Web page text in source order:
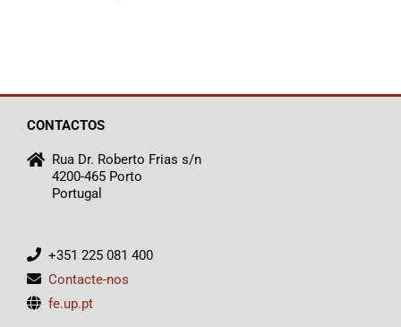
CONTACTOS
Rua Dr. Roberto Frias s/n
4200-465 Porto
Portugal
+351 225 081 400
Contacte-nos
fe.up.pt